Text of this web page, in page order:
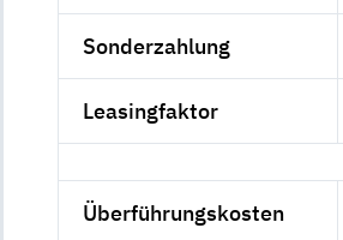
Sonderzahlung
Leasingfaktor
Überführungskosten